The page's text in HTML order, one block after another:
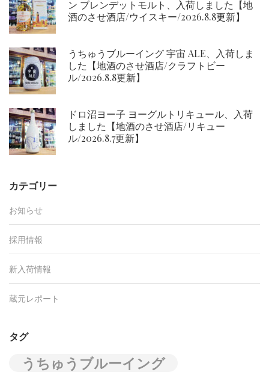
ン ブレンデットモルト、入荷しました【地
酒のさせ酒店/ウイスキー/2026.8.8更新】
うちゅうブルーイング 宇宙 ALE、入荷しま
した【地酒のさせ酒店/クラフトビー
ル/2026.8.8更新】
ドロ沼ヨー子 ヨーグルトリキュール、入荷
しました【地酒のさせ酒店/リキュー
ル/2026.8.7更新】
カテゴリー
お知らせ
採用情報
新入荷情報
蔵元レポート
タグ
うちゅうブルーイング